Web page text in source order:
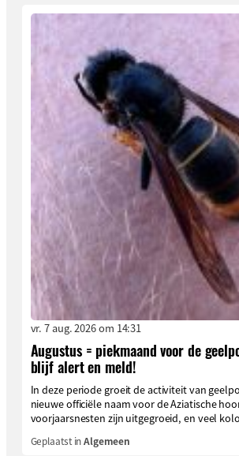
vr. 7 aug. 2026 om 14:31
Augustus = piekmaand voor de
blijf alert en meld!
In deze periode groeit de activiteit van
nieuwe officiële naam voor de Aziatische
voorjaarsnesten zijn uitgegroeid, en veel
Geplaatst inAlgemeen